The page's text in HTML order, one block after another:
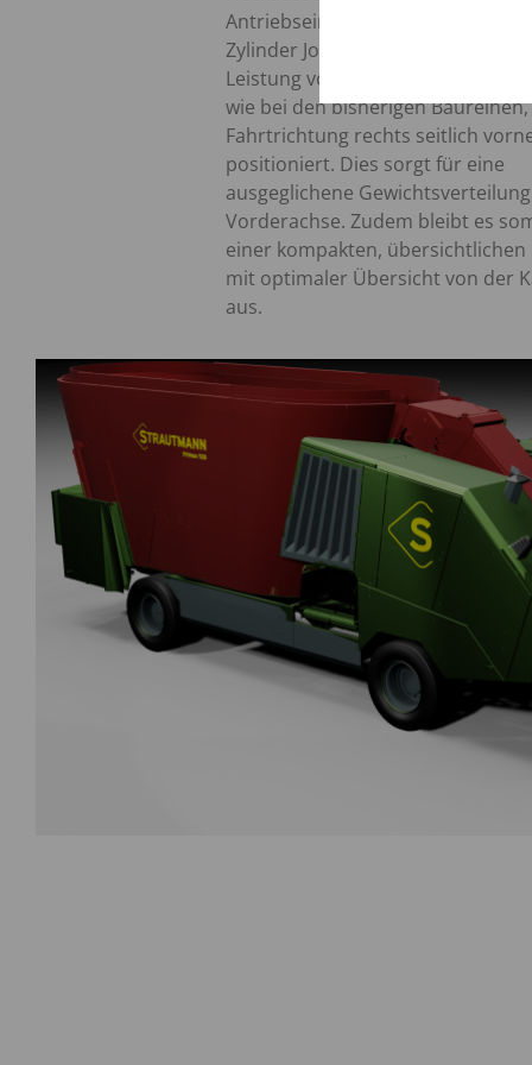
Antriebseinheit besteht aus einem
Zylinder John Deere Motor und
Leistung von 206 KW. Der Motor
wie bei den bisherigen
Fahrtrichtung rechts seitlich
positioniert. Dies sorgt für eine
ausgeglichene
Vorderachse. Zudem bleibt es
einer kompakten, übersichtlichen
mit optimaler Übersicht von der
aus.